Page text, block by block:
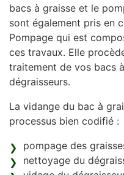
bacs à graisse et le
sont également pris en
Pompage qui est
ces travaux. Elle
traitement de vos bacs
dégraisseurs.
La vidange du bac à
processus bien codifié :
pompage des
nettoyage du